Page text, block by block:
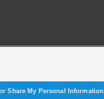
セシビリティ方針
Share My Personal Information